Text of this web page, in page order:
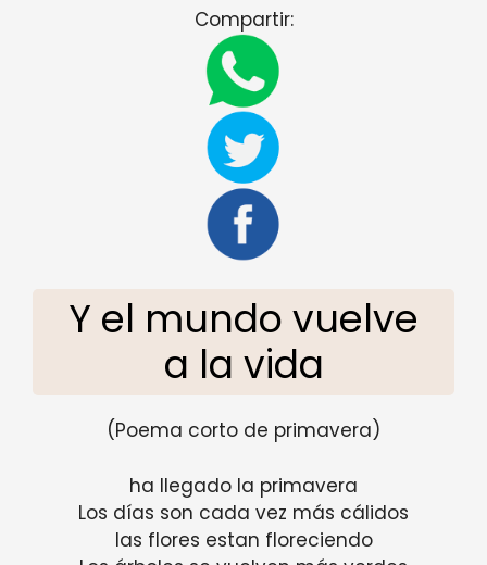
Compartir:
Y el mundo vuelve
a la vida
(Poema corto de primavera)
ha llegado la primavera
Los días son cada vez más cálidos
las flores estan floreciendo